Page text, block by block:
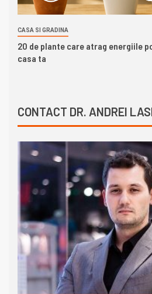
CASA SI GRADINA
20 de plante care atrag energiile
casa ta
CONTACT DR. ANDREI